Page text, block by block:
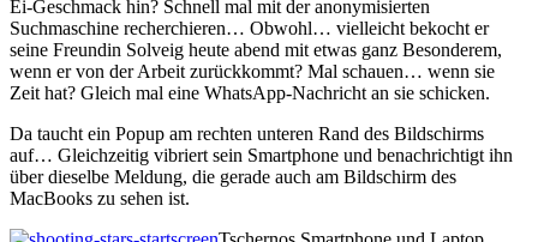
Ei-Geschmack hin? Schnell mal mit der anonymisierten
Suchmaschine recherchieren… Obwohl… vielleicht bekocht er
seine Freundin Solveig heute abend mit etwas ganz Besonderem,
wenn er von der Arbeit zurückkommt? Mal schauen… wenn sie
Zeit hat? Gleich mal eine WhatsApp-Nachricht an sie schicken.
Da taucht ein Popup am rechten unteren Rand des Bildschirms
auf… Gleichzeitig vibriert sein Smartphone und benachrichtigt ihn
über dieselbe Meldung, die gerade auch am Bildschirm des
MacBooks zu sehen ist.